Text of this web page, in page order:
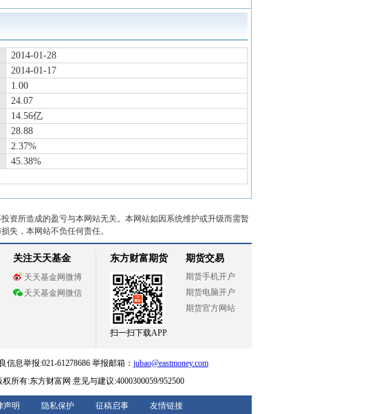
2014-01-28
2014-01-17
1.00
24.07
14.56亿
28.88
2.37%
45.38%
资所造成的盈亏与本网站无关。本网站如因系统维护或升级而需暂
失，本网站不负任何责任。